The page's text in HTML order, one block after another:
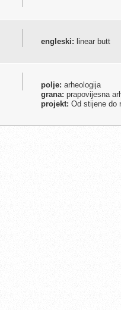
engleski: linear butt
polje: arheologija
grana: prapovijesna
projekt: Od stijene do